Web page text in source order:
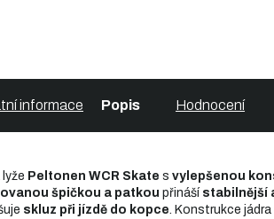
Popis Hodnocení
informace
Peltonen WCR Skate s vylepšenou
špičkou a patkou přináší stabilnější
skluz při jízdě do kopce. Konstrukce jádra